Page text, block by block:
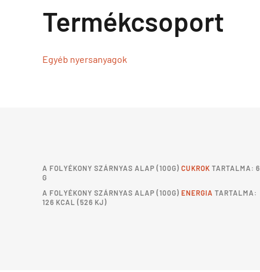
Termékcsoport
Egyéb nyersanyagok
A FOLYÉKONY SZÁRNYAS ALAP (100G) CUKROK TARTALMA: 6
G
A FOLYÉKONY SZÁRNYAS ALAP (100G) ENERGIA TARTALMA:
126 KCAL (526 KJ)